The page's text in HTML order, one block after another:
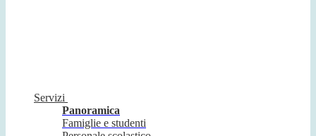
Servizi
Panoramica
Famiglie e studenti